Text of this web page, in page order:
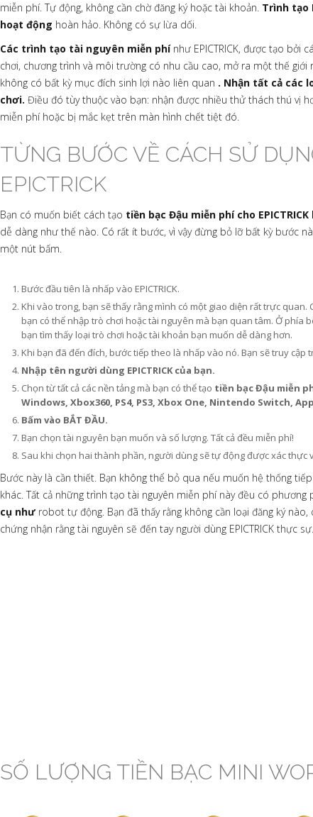
miễn phí. Tự động, không cần chờ đăng ký hoặc tài khoản. Trình tạo
hoạt động hoàn hảo. Không có sự lừa dối.
Các trình tạo tài nguyên miễn phínhư EPICTRICK, được tạo bởi
chơi, chương trình và môi trường có nhu cầu cao, mở ra một thế giới
không có bất kỳ mục đích sinh lợi nào liên quan . Nhận tất cả các
chơi. Điều đó tùy thuộc vào bạn: nhận được nhiều thử thách thú vị
miễn phí hoặc bị mắc kẹt trên màn hình chết tiệt đó.
TỪNG BƯỚC VỀ CÁCH SỬ
EPICTRICK
Bạn có muốn biết cách tạo tiền bạc Đậu miễn phí cho
dễ dàng như thế nào. Có rất ít bước, vì vậy đừng bỏ lỡ bất kỳ bước
một nút bấm.
Bước đầu tiên là nhấp vào EPICTRICK.
Khi vào trong, bạn sẽ thấy rằng mình có một giao diện rất trực quan.
bạn có thể nhập trò chơi hoặc tài nguyên mà bạn quan tâm. Ở phía
bạn tìm thấy loại trò chơi hoặc tài khoản bạn muốn dễ dàng hơn.
Khi bạn đã đến đích, bước tiếp theo là nhấp vào nó. Bạn sẽ truy cập
Nhập tên người dùng EPICTRICK của bạn.
Chọn từ tất cả các nền tảng mà bạn có thể tạo tiền bạc Đậu miễn
Windows, Xbox360, PS4, PS3, Xbox One, Nintendo Switch,
Bấm vào BẮT ĐẦU.
Bạn chọn tài nguyên bạn muốn và số lượng. Tất cả đều miễn phí!
Sau khi chọn hai thành phần, người dùng sẽ tự động được xác thực
Bước này là cần thiết. Bạn không thể bỏ qua nếu muốn hệ thống
khác. Tất cả những trình tạo tài nguyên miễn phí này đều có phương
cụ nhưrobot tự động. Bạn đã thấy rằng không cần loại đăng ký
chứng nhận rằng tài nguyên sẽ đến tay người dùng EPICTRICK thực sự.
SỐ LƯỢNG TIỀN BẠC MINI